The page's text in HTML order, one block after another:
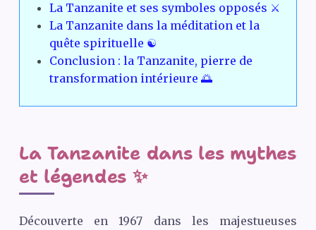
La Tanzanite et ses symboles opposés ⚔️
La Tanzanite dans la méditation et la
quête spirituelle ☯️
Conclusion : la Tanzanite, pierre de
transformation intérieure 🌅
La Tanzanite dans les mythes
et légendes ✨
Découverte en 1967 dans les majestueuses